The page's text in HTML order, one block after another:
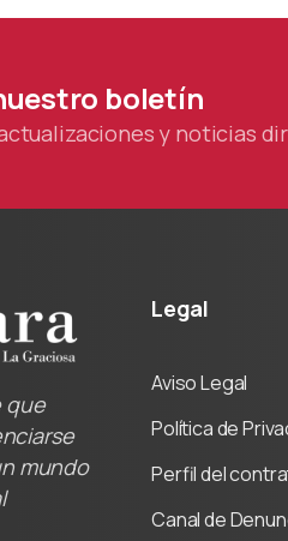
boletín
y noticias
que
mundo
Legal
Aviso Legal
Política de
Perfil del
Canal de